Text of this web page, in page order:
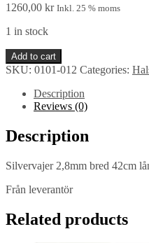
1260,00 kr Inkl. 25 % moms
1 in stock
Silvervajer
42cm
Add to cart
SKU: 0101-012 Categories:
Description
Reviews (0)
Description
Silvervajer 2,8mm bred 42cm
Från leverantör
Related products